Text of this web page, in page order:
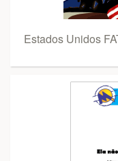
Estados Unidos